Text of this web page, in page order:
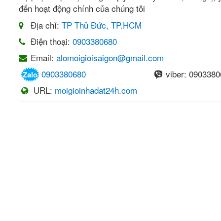
đến hoạt động chính của chúng tôi
Địa chỉ: TP Thủ Đức, TP.HCM
Điện thoại: 0903380680
Email: alomoigioisaigon@gmail.com
Zalo 0903380680 viber:
URL: moigioinhadat24h.com